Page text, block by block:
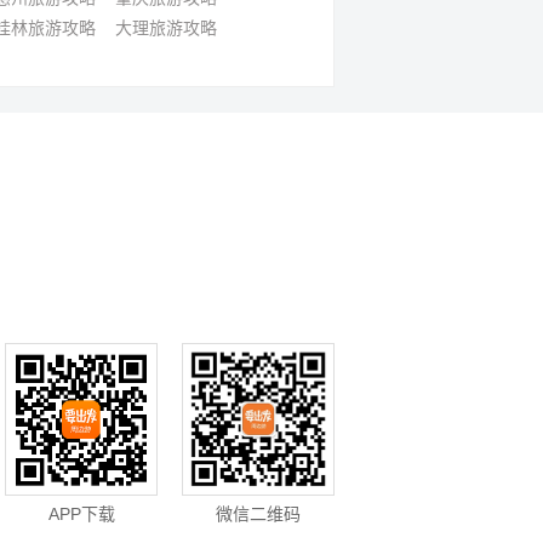
林旅游攻略
大理旅游攻略
APP下载 微信二维码